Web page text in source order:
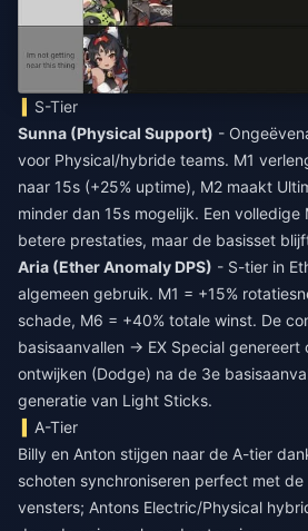
S-Tier
Sunna (Physical Support) -
voor Physical/hybride teams. M1
naar 15s (+25% uptime), M2 maakt
minder dan 15s mogelijk. Een
betere prestaties, maar de basisset
Aria (Ether Anomaly DPS) - S-tier in
algemeen gebruik. M1 = +15%
schade, M6 = +40% totale winst. De
basisaanvallen → EX Special genereert
ontwijken (Dodge) na de 3e
generatie van Light Sticks.
A-Tier
Billy en Anton stijgen naar de A-tier
schoten synchroniseren perfect met
vensters; Antons Electric/Physical